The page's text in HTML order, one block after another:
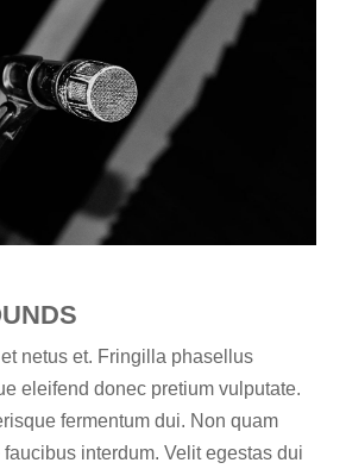
netus et. Fringilla phasellus
eleifend donec pretium vulputate.
fermentum dui. Non quam
interdum. Velit egestas dui